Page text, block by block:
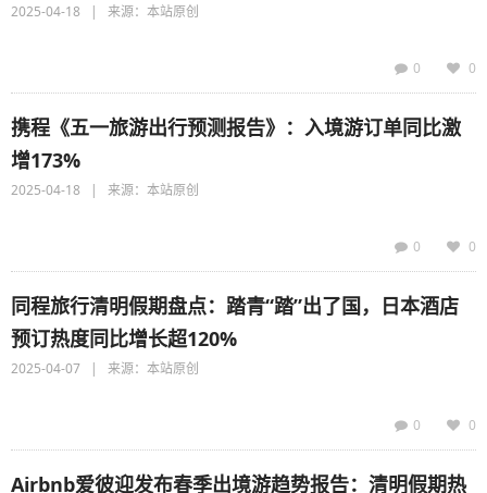
2025-04-18 | 来源：本站原创
0 0
携程《五一旅游出行预测报告》：入境游订单同比激
增173%
2025-04-18 | 来源：本站原创
0 0
同程旅行清明假期盘点：踏青“踏”出了国，日本酒店
预订热度同比增长超120%
2025-04-07 | 来源：本站原创
0 0
Airbnb爱彼迎发布春季出境游趋势报告：清明假期热